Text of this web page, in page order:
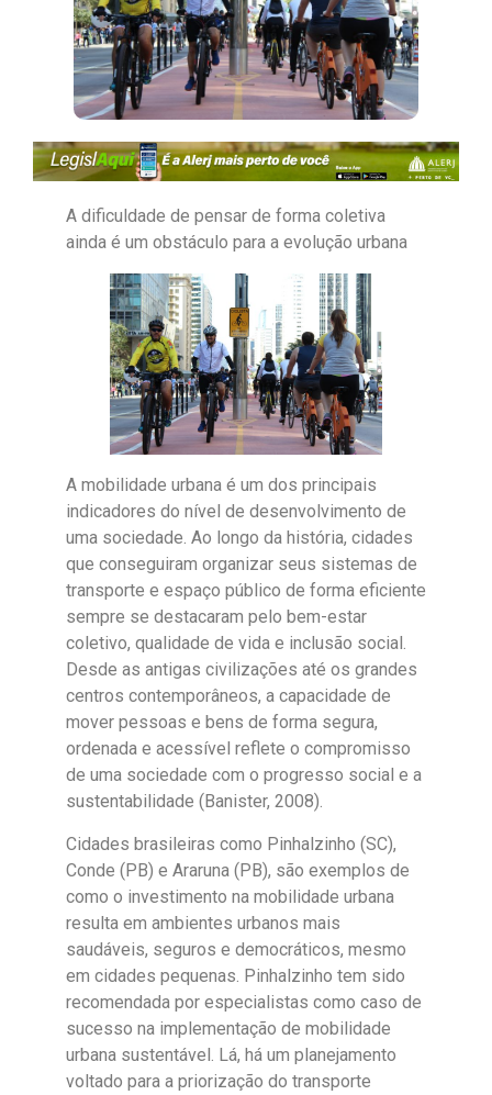
A dificuldade de pensar de forma coletiva
ainda é um obstáculo para a evolução urbana
A mobilidade urbana é um dos principais
indicadores do nível de desenvolvimento de
uma sociedade. Ao longo da história, cidades
que conseguiram organizar seus sistemas de
transporte e espaço público de forma eficiente
sempre se destacaram pelo bem-estar
coletivo, qualidade de vida e inclusão social.
Desde as antigas civilizações até os grandes
centros contemporâneos, a capacidade de
mover pessoas e bens de forma segura,
ordenada e acessível reflete o compromisso
de uma sociedade com o progresso social e a
sustentabilidade (Banister, 2008).
Cidades brasileiras como Pinhalzinho (SC),
Conde (PB) e Araruna (PB), são exemplos de
como o investimento na mobilidade urbana
resulta em ambientes urbanos mais
saudáveis, seguros e democráticos, mesmo
em cidades pequenas. Pinhalzinho tem sido
recomendada por especialistas como caso de
sucesso na implementação de mobilidade
urbana sustentável. Lá, há um planejamento
voltado para a priorização do transporte